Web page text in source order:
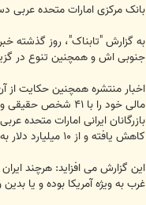
بانک مرکزی امارات متحده عربی دستور توقیف ۴۱ حساب بانکی ایران را صادر کرده است و ۱۰ کنسرن نفتی از
به گزارش "تابناک"، روز گذشته
جنوبی اش و همچنین تنوع در
اخبار منتشره همچنین حکایت از
کاهش یافته و از ۱۰ میلیارد دلار به ۷ میلیارد دلار رسیده است.
این گزارش می افزاید: هرچند
غرب به ویژه آمریکا بوده و یا